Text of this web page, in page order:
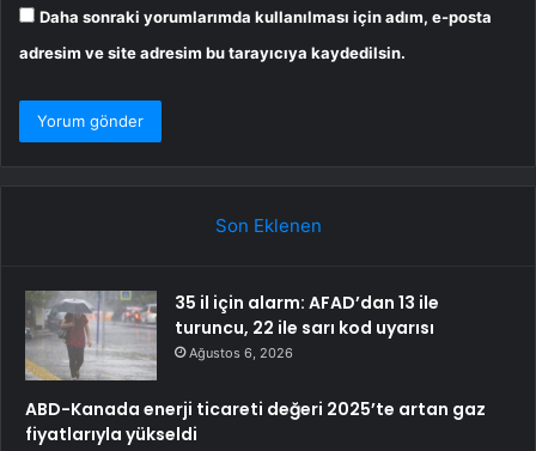
Daha sonraki yorumlarımda kullanılması için adım, e-posta
adresim ve site adresim bu tarayıcıya kaydedilsin.
Son Eklenen
35 il için alarm: AFAD’dan 13 ile
turuncu, 22 ile sarı kod uyarısı
Ağustos 6, 2026
ABD-Kanada enerji ticareti değeri 2025’te artan gaz
fiyatlarıyla yükseldi